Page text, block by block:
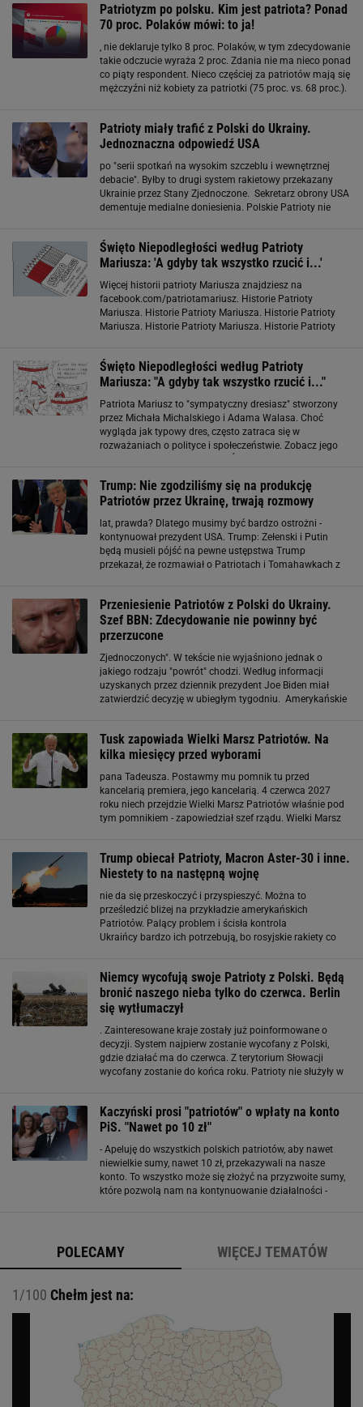
Patriotyzm po polsku. Kim jest patriota? Ponad
70 proc. Polaków mówi: to ja!
, nie deklaruje tylko 8 proc. Polaków, w tym zdecydowanie
takie odczucie wyraża 2 proc. Zdania nie ma nieco ponad
co piąty respondent. Nieco częściej za patriotów mają się
mężczyźni niż kobiety za patriotki (75 proc. vs. 68 proc.).
Patrioty miały trafić z Polski do Ukrainy.
Jednoznaczna odpowiedź USA
po "serii spotkań na wysokim szczeblu i wewnętrznej
debacie". Byłby to drugi system rakietowy przekazany
Ukrainie przez Stany Zjednoczone. Sekretarz obrony USA
dementuje medialne doniesienia. Polskie Patrioty nie
Święto Niepodległości według Patrioty
Mariusza: 'A gdyby tak wszystko rzucić i...'
Więcej historii patrioty Mariusza znajdziesz na
facebook.com/patriotamariusz. Historie Patrioty
Mariusza. Historie Patrioty Mariusza. Historie Patrioty
Mariusza. Historie Patrioty Mariusza. Historie Patrioty
Święto Niepodległości według Patrioty
Mariusza: "A gdyby tak wszystko rzucić i..."
Patriota Mariusz to "sympatyczny dresiasz" stworzony
przez Michała Michalskiego i Adama Walasa. Choć
wygląda jak typowy dres, często zatraca się w
rozważaniach o polityce i społeczeństwie. Zobacz jego
Trump: Nie zgodziliśmy się na produkcję
Patriotów przez Ukrainę, trwają rozmowy
lat, prawda? Dlatego musimy być bardzo ostrożni -
kontynuował prezydent USA. Trump: Zełenski i Putin
będą musieli pójść na pewne ustępstwa Trump
przekazał, że rozmawiał o Patriotach i Tomahawkach z
Przeniesienie Patriotów z Polski do Ukrainy.
Szef BBN: Zdecydowanie nie powinny być
przerzucone
Zjednoczonych". W tekście nie wyjaśniono jednak o
jakiego rodzaju "powrót" chodzi. Według informacji
uzyskanych przez dziennik prezydent Joe Biden miał
zatwierdzić decyzję w ubiegłym tygodniu. Amerykańskie
Tusk zapowiada Wielki Marsz Patriotów. Na
kilka miesięcy przed wyborami
pana Tadeusza. Postawmy mu pomnik tu przed
kancelarią premiera, jego kancelarią. 4 czerwca 2027
roku niech przejdzie Wielki Marsz Patriotów właśnie pod
tym pomnikiem - zapowiedział szef rządu. Wielki Marsz
zorganizowany
Trump obiecał Patrioty, Macron Aster-30 i inne.
Niestety to na następną wojnę
nie da się przeskoczyć i przyspieszyć. Można to
prześledzić bliżej na przykładzie amerykańskich
Patriotów. Palący problem i ścisła kontrola
Ukraińcy bardzo ich potrzebują, bo rosyjskie rakiety co
Niemcy wycofują swoje Patrioty z Polski. Będą
bronić naszego nieba tylko do czerwca. Berlin
się wytłumaczył
. Zainteresowane kraje zostały już poinformowane o
decyzji. System najpierw zostanie wycofany z Polski,
gdzie działać ma do czerwca. Z terytorium Słowacji
wycofany zostanie do końca roku. Patrioty nie służyły w
Kaczyński prosi "patriotów" o wpłaty na konto
PiS. "Nawet po 10 zł"
- Apeluję do wszystkich polskich patriotów, aby nawet
niewielkie sumy, nawet 10 zł, przekazywali na nasze
konto. To wszystko może się złożyć na przyzwoite sumy,
które pozwolą nam na kontynuowanie działalności -
POLECAMY WIĘCEJ TEMATÓW
1/100 Chełm jest na: